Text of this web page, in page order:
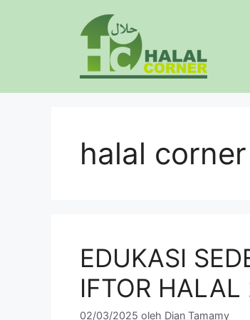
halal corner
EDUKASI
IFTOR
02/03/2025 oleh Dian Tamamy